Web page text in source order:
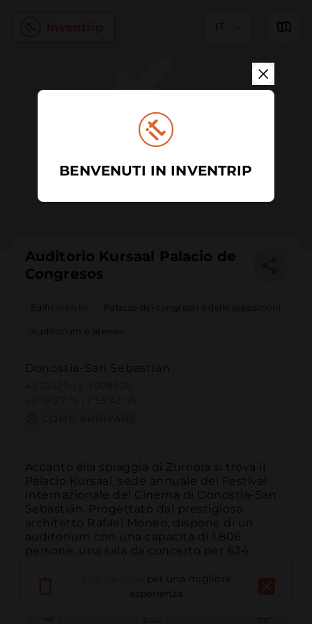
IT
Auditorio Kursaal Palacio de
Congresos
Edificio civile Palazzo dei congressi e delle esposizioni
Auditorium o ateneo
Donostia-San Sebastián
Accanto alla spiaggia di Zurriola si trova il
Palacio Kursaal, sede annuale del Festival
Internazionale del Cinema di Donostia-San
Sebastián. Progettato dal prestigioso
architetto Rafael Moneo, dispone di un
auditorium con una capacità di 1.806
persone, una sala da concerto per 624
per una migliore
esperienza
BENVENUTI IN INVENTRIP